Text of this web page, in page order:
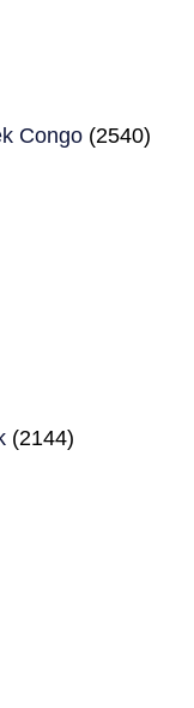
Congo (2540)
(2144)